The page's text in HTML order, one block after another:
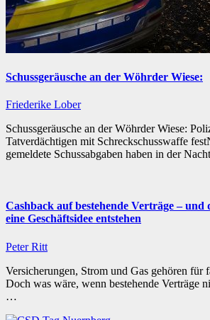
Schussgeräusche an der Wöhrder Wiese:
Friederike Lober
Schussgeräusche an der Wöhrder Wiese:
Tatverdächtigen mit Schreckschusswaffe
gemeldete Schussabgaben haben in der
Cashback auf bestehende Verträge – und
eine Geschäftsidee entstehen
Peter Ritt
Versicherungen, Strom und Gas gehören für
Doch was wäre, wenn bestehende Verträge
…